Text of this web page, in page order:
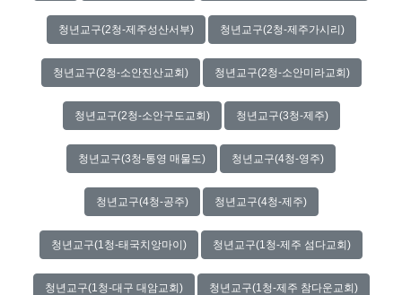
청년교구(2청-제주성산서부) 청년교구(2청-제주가시리)
청년교구(2청-소안진산교회) 청년교구(2청-소안미라교회)
청년교구(2청-소안구도교회) 청년교구(3청-제주)
청년교구(3청-통영 매물도) 청년교구(4청-영주)
청년교구(4청-공주) 청년교구(4청-제주)
청년교구(1청-태국치앙마이) 청년교구(1청-제주 섬다교회)
청년교구(1청-대구 대암교회) 청년교구(1청-제주 참다운교회)